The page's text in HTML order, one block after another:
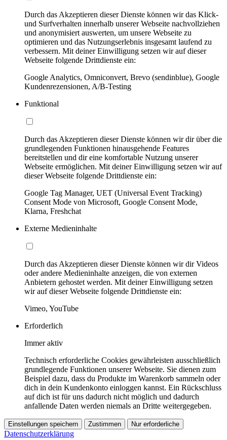
Durch das Akzeptieren dieser Dienste können wir das Klick-
und Surfverhalten innerhalb unserer Webseite nachvollziehen
und anonymisiert auswerten, um unsere Webseite zu
optimieren und das Nutzungserlebnis insgesamt laufend zu
verbessern. Mit deiner Einwilligung setzen wir auf dieser
Webseite folgende Drittdienste ein:
Google Analytics, Omniconvert, Brevo (sendinblue), Google
Kundenrezensionen, A/B-Testing
Funktional
Durch das Akzeptieren dieser Dienste können wir dir über die
grundlegenden Funktionen hinausgehende Features
bereitstellen und dir eine komfortable Nutzung unserer
Webseite ermöglichen. Mit deiner Einwilligung setzen wir auf
dieser Webseite folgende Drittdienste ein:
Google Tag Manager, UET (Universal Event Tracking)
Consent Mode von Microsoft, Google Consent Mode,
Klarna, Freshchat
Externe Medieninhalte
Durch das Akzeptieren dieser Dienste können wir dir Videos
oder andere Medieninhalte anzeigen, die von externen
Anbietern gehostet werden. Mit deiner Einwilligung setzen
wir auf dieser Webseite folgende Drittdienste ein:
Vimeo, YouTube
Erforderlich
Immer aktiv
Technisch erforderliche Cookies gewährleisten ausschließlich
grundlegende Funktionen unserer Webseite. Sie dienen zum
Beispiel dazu, dass du Produkte im Warenkorb sammeln oder
dich in dein Kundenkonto einloggen kannst. Ein Rückschluss
auf dich ist für uns dadurch nicht möglich und dadurch
anfallende Daten werden niemals an Dritte weitergegeben.
Einstellungen speichern Zustimmen Nur erforderliche
Datenschutzerklärung